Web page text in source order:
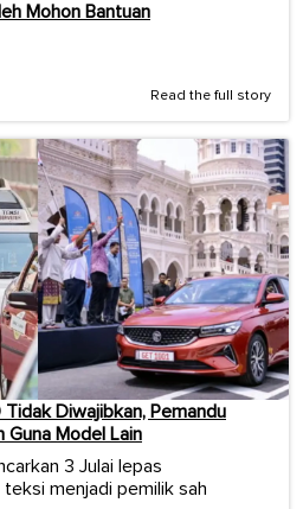
Mohon Bantuan
Read the full story
Diwajibkan, Pemandu
Guna Model Lain
3 Julai lepas
menjadi pemilik sah